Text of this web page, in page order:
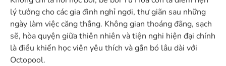
lý tưởng cho các gia đình nghỉ ngơi, thư giãn sau những
ngày làm việc căng thẳng. Không gian thoáng đãng, sạch
sẽ, hòa quyện giữa thiên nhiên và tiện nghi hiện đại chính
là điều khiến học viên yêu thích và gắn bó lâu dài với
Octopool.